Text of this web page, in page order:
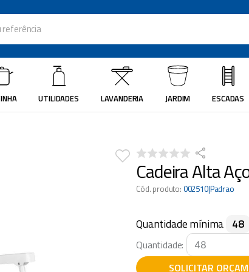
UTILIDADES LAVANDERIA JARDIM ESCADAS
Cadeira Alta
Cód. produto: 002510|Padrao
Quantidade mínima 48
Quantidade:
SOLICITAR